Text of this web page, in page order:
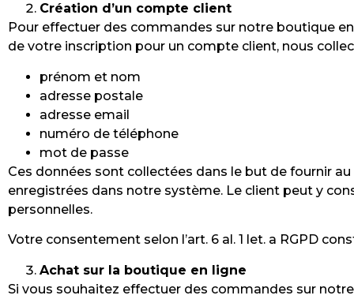
Création d’un compte client
Pour effectuer des commandes sur notre boutique
de votre inscription pour un compte client, nous
prénom et nom
adresse postale
adresse email
numéro de téléphone
mot de passe
Ces données sont collectées dans le but de fournir
enregistrées dans notre système. Le client peut y
personnelles.
Votre consentement selon l’art. 6 al. 1 let. a RGPD
Achat sur la boutique en ligne
Si vous souhaitez effectuer des commandes sur